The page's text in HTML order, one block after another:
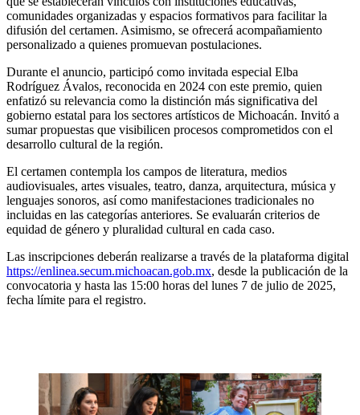
comunidades organizadas y espacios formativos para facilitar la
difusión del certamen. Asimismo, se ofrecerá acompañamiento
personalizado a quienes promuevan postulaciones.
Durante el anuncio, participó como invitada especial Elba
Rodríguez Ávalos, reconocida en 2024 con este premio, quien
enfatizó su relevancia como la distinción más significativa del
gobierno estatal para los sectores artísticos de Michoacán. Invitó a
sumar propuestas que visibilicen procesos comprometidos con el
desarrollo cultural de la región.
El certamen contempla los campos de literatura, medios
audiovisuales, artes visuales, teatro, danza, arquitectura, música y
lenguajes sonoros, así como manifestaciones tradicionales no
incluidas en las categorías anteriores. Se evaluarán criterios de
equidad de género y pluralidad cultural en cada caso.
Las inscripciones deberán realizarse a través de la plataforma digital
https://enlinea.secum.michoacan.gob.mx, desde la publicación de la
convocatoria y hasta las 15:00 horas del lunes 7 de julio de 2025,
fecha límite para el registro.